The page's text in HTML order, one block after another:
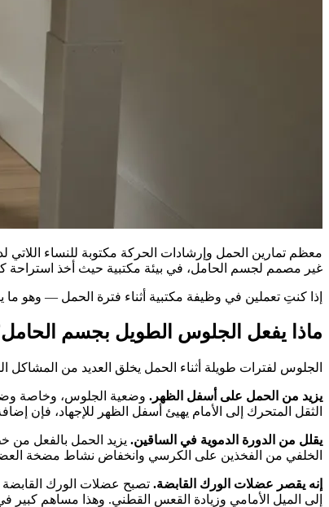
معظم تمارين الحمل وإرشادات الحركة مكتوبة للنساء
غير مصمم لجسم الحامل، في بيئة مكتبية حيث أخذ استراحة كل 30 دقيقة للمشي والتمدد ليس من الممكن دائمًا من الناحية
إذا كنتِ تعملين في وظيفة مكتبية أثناء فترة الحمل — وهو
ماذا يفعل الجلوس الطويل بجسم
الجلوس لفترات طويلة أثناء الحمل يخلق العديد من المشاكل
يزيد من الحمل على أسفل الظهر. وضعية الجلوس، وخاصة
الثقل المتحرك إلى الأمام يهيئ أسفل الظهر للإجهاد، فإن
يقلل من الدورة الدموية في الساقين. يزيد الحمل بالفعل
الخلفي من الفخذين على الكرسي وانخفاض نشاط مضخة
إنه يقصر عضلات الورك القابضة. تصبح عضلات الورك
إلى الميل الأمامي وزيادة القعس القطني. وهذا مساهم كبير